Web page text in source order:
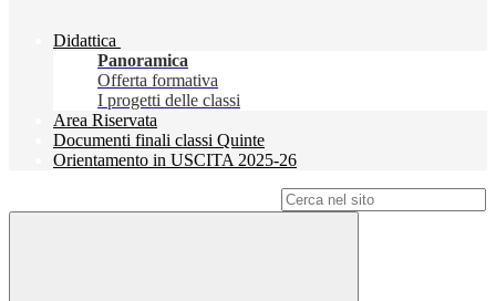
Didattica
Panoramica
Offerta formativa
I progetti delle classi
Area Riservata
Documenti finali classi Quinte
Orientamento in USCITA 2025-26